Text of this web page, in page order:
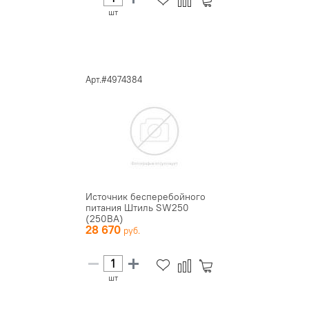
шт
Арт.#4974384
Источник бесперебойного
питания Штиль SW250
(250ВА)
28 670
шт